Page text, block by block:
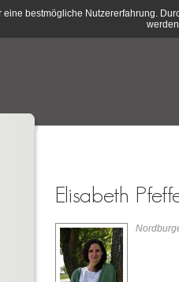
bestmögliche Nutzererfahrung.